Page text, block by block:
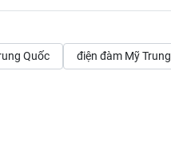
Quốc điện đàm Mỹ Trung